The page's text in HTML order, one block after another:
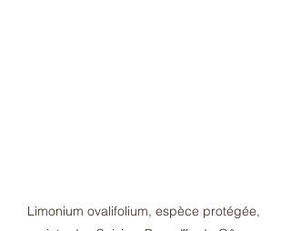
Limonium ovalifolium, espèce protégée,